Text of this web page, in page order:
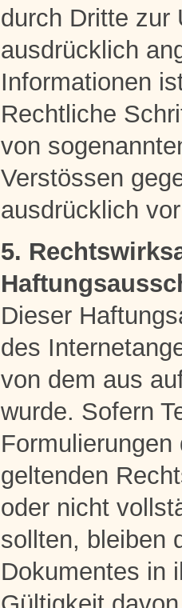
durch Dritte zur
ausdrücklich
Informationen
Rechtliche
von
Verstössen
ausdrücklich
5.
Dieser
des
von dem aus
wurde. Sofern
geltenden
oder nicht
sollten, bleiben
Dokumentes in